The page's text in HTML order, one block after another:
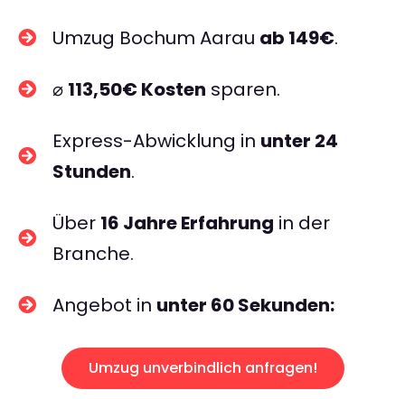
Umzug Bochum Aarau ab 149€.
⌀ 113,50€ Kosten sparen.
Express-Abwicklung in unter 24
Stunden.
Über 16 Jahre Erfahrung in der
Branche.
Angebot in unter 60 Sekunden:
Umzug unverbindlich anfragen!